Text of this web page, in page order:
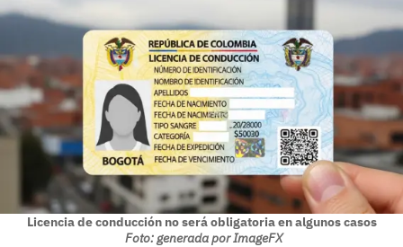
Licencia de conducción no será obligatoria en algunos casos
Foto: generada por ImageFX